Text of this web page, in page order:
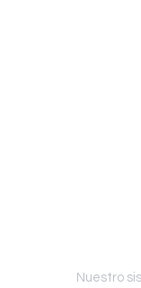
Nuestro